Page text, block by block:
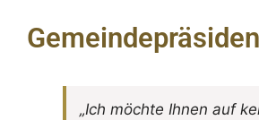
„Ich möchte Ihnen auf